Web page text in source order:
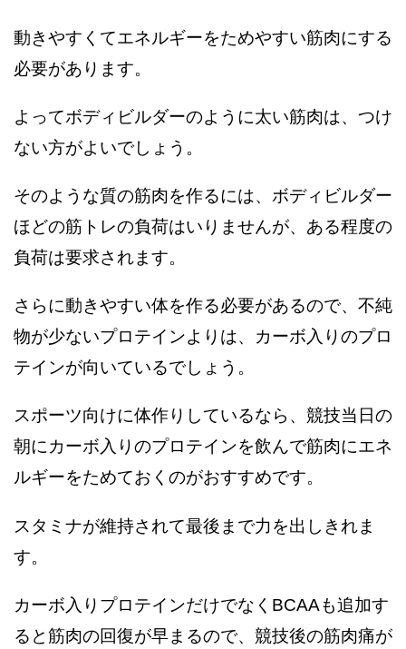
動きやすくてエネルギーをためやすい筋肉にする
必要があります。
よってボディビルダーのように太い筋肉は、つけ
ない方がよいでしょう。
そのような質の筋肉を作るには、ボディビルダー
ほどの筋トレの負荷はいりませんが、ある程度の
負荷は要求されます。
さらに動きやすい体を作る必要があるので、不純
物が少ないプロテインよりは、カーボ入りのプロ
テインが向いているでしょう。
スポーツ向けに体作りしているなら、競技当日の
朝にカーボ入りのプロテインを飲んで筋肉にエネ
ルギーをためておくのがおすすめです。
スタミナが維持されて最後まで力を出しきれま
す。
カーボ入りプロテインだけでなくBCAAも追加す
ると筋肉の回復が早まるので、競技後の筋肉痛が